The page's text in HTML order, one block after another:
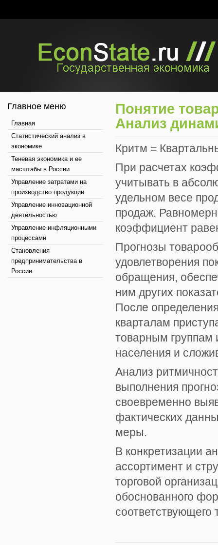
Главное меню
Главная
Статистический анализ в
экономике
Теневая экономика и ее
масштабы в России
Управление затратами на
производство продукции
Управление инновационной
деятельностью
Управление инфляционными
процессами
Становления
предпринимательства в
России
Понятие
Анализ
Критм =
При расчетах
учитывать в
удельном весе
продаж.
коэффициент
Прогнозы
удовлетворения
обращения,
ним других
После
кварталам
товарным группам
населения и
Анализ
выполнения
своевременно
фактических
меры.
В конкретизации
ассортимент и
торговой
обоснованного
соответствующего